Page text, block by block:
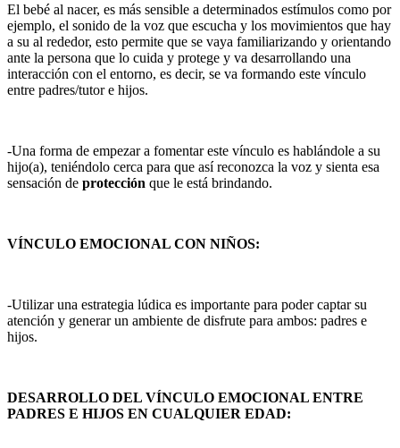
El bebé al nacer, es más sensible a determinados estímulos como por
ejemplo, el sonido de la voz que escucha y los movimientos que hay
a su al rededor, esto permite que se vaya familiarizando y orientando
ante la persona que lo cuida y protege y va desarrollando una
interacción con el entorno, es decir, se va formando este vínculo
entre padres/tutor e hijos.
-Una forma de empezar a fomentar este vínculo es hablándole a su
hijo(a), teniéndolo cerca para que así reconozca la voz y sienta esa
sensación de protección que le está brindando.
VÍNCULO EMOCIONAL CON NIÑOS:
-Utilizar una estrategia lúdica es importante para poder captar su
atención y generar un ambiente de disfrute para ambos: padres e
hijos.
DESARROLLO DEL VÍNCULO EMOCIONAL ENTRE
PADRES E HIJOS EN CUALQUIER EDAD: